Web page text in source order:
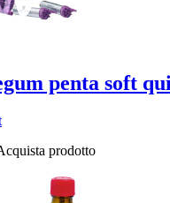
penta soft
prodotto